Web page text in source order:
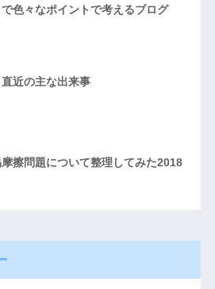
色々なポイントで考えるブログ
直近の主な出来事
擦問題について整理してみた2018